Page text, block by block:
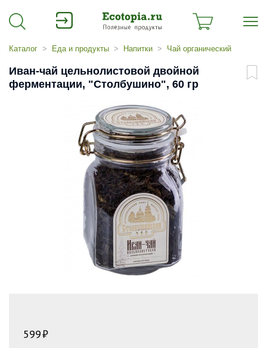
Каталог Еда и продукты Напитки Чай органический
Иван-чай цельнолистовой двойной
ферментации, "Столбушино", 60 гр
599